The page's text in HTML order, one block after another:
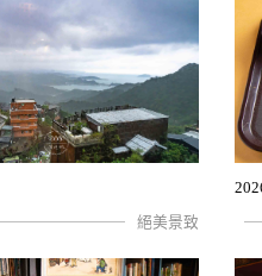
絕美景致